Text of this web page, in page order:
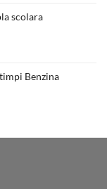
scolara
Benzina